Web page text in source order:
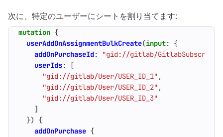
次に、特定のユーザーにシートを割り当てます:
mutation {
userAddOnAssignmentBulkCreate(input:
{
addOnPurchaseId:
"gid://gitlab/
userIds:
[
"gid://gitlab/User/USER_ID_1" ,
"gid://gitlab/User/USER_ID_2" ,
"gid://gitlab/User/USER_ID_3"
]
})
{
addOnPurchase {